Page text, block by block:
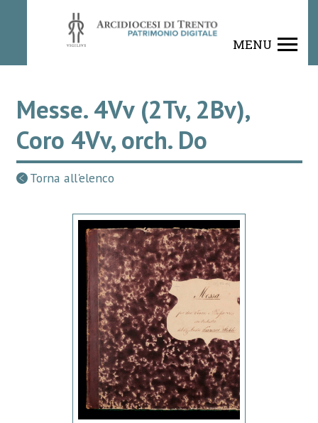
MENU
Messe. 4Vv (2Tv, 2Bv),
Coro 4Vv, orch. Do
Torna all'elenco